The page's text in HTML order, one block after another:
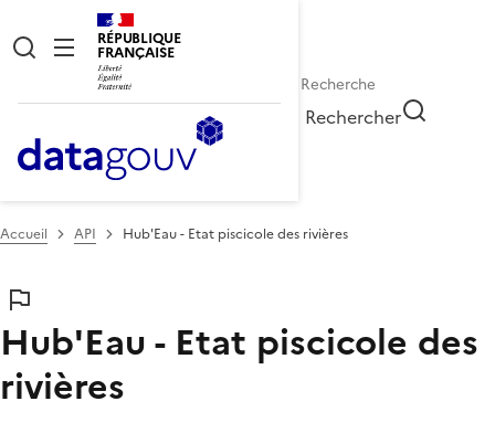
RÉPUBLIQUE
FRANÇAISE
Rechercher
Accueil API Hub'Eau - Etat piscicole des rivières
Hub'Eau - Etat piscicole des
rivières